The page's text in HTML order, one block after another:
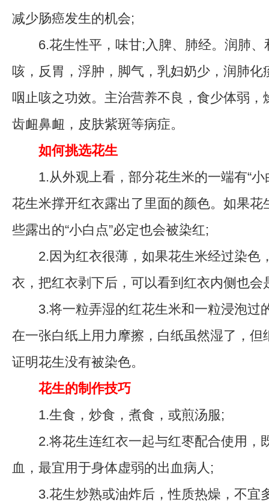
减少肠癌发生的机会;
6.花生性平，味甘;入脾、肺经。润肺、
咳，反胃，浮肿，脚气，乳妇奶少，润肺化
咽止咳之功效。主治营养不良，食少体弱，
齿衄鼻衄，皮肤紫斑等病症。
如何挑选花生
1.从外观上看，部分花生米的一端有“小
花生米撑开红衣露出了里面的颜色。如果花
些露出的“小白点”必定也会被染红;
2.因为红衣很薄，如果花生米经过染色
衣，把红衣剥下后，可以看到红衣内侧也会
3.将一粒弄湿的红花生米和一粒浸泡过
在一张白纸上用力摩擦，白纸虽然湿了，但
证明花生没有被染色。
花生的制作技巧
1.生食，炒食，煮食，或煎汤服;
2.将花生连红衣一起与红枣配合使用，
血，最宜用于身体虚弱的出血病人;
3.花生炒熟或油炸后，性质热燥，不宜